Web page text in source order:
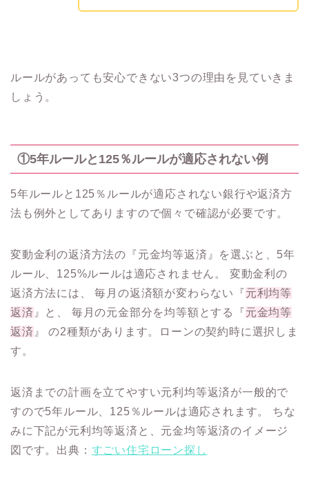
ルールがあっても安心できない3つの理由を見ていきま
しょう。
①5年ルールと125％ルールが適応されない例
5年ルールと125％ルールが適応されない銀行や返済方
法も例外としてありますので個々で確認が必要です。
変動金利の返済方法の『元金均等返済』を選ぶと、5年
ルール、125%ルールは適応されません。 変動金利の
返済方法には、 毎月の返済額が変わらない『元利均等
返済 』と、 毎月の元金部分を均等額とする『元金均等
返済 』 の2種類があります。ローンの契約時に選択しま
す。
返済までの計画を立てやすい元利均等返済が一般的で
すので5年ルール、125％ルールは適応されます。 ちな
みに下記が元利均等返済と、元金均等返済のイメージ
図です。出典： すごい住宅ローン探し